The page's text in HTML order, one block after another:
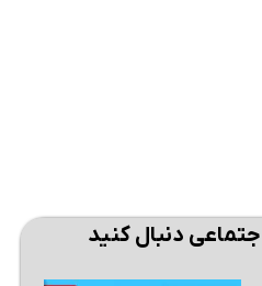
دنبال کنید